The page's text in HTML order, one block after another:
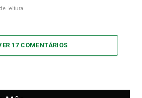
leitura
17 COMENTÁRIOS